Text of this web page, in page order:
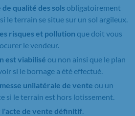
qualité des sols obligatoirement
le terrain se situe sur un sol argileux.
risques et pollution que doit vous
le vendeur.
est viabilisé ou non ainsi que le plan
si le bornage a été effectué.
unilatérale de vente ou un
si le terrain est hors lotissement.
l'acte de vente définitif